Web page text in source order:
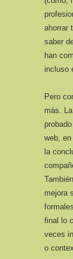
ahorrar
saber
han
incluso
Pero
más.
web,
la
mejora
final lo
veces
o